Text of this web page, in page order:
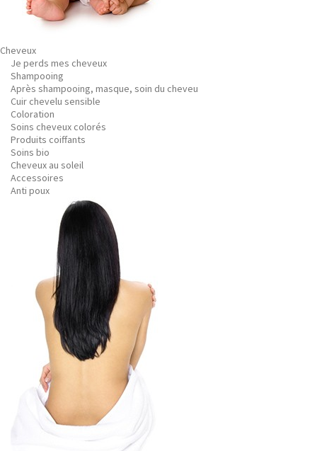
Cheveux
Je perds mes cheveux
Shampooing
Après shampooing, masque, soin du cheveu
Cuir chevelu sensible
Coloration
Soins cheveux colorés
Produits coiffants
Soins bio
Cheveux au soleil
Accessoires
Anti poux